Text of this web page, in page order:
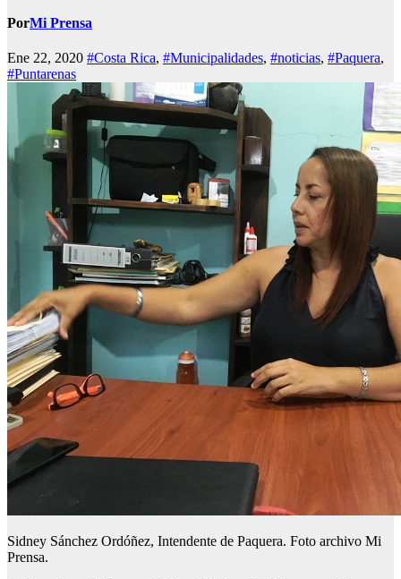
PorMi Prensa
Ene 22, 2020 #Costa Rica, #Municipalidades, #noticias, #Paquera,
#Puntarenas
Sidney Sánchez Ordóñez, Intendente de Paquera. Foto archivo Mi
Prensa.